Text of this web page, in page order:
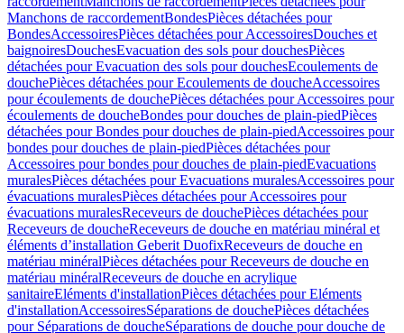
Manchons de raccordementBondesPièces détachées pour
BondesAccessoiresPièces détachées pour AccessoiresDouches et
baignoiresDouchesEvacuation des sols pour douchesPièces
détachées pour Evacuation des sols pour douchesEcoulements de
douchePièces détachées pour Ecoulements de doucheAccessoires
pour écoulements de douchePièces détachées pour Accessoires pour
écoulements de doucheBondes pour douches de plain-piedPièces
détachées pour Bondes pour douches de plain-piedAccessoires pour
bondes pour douches de plain-piedPièces détachées pour
Accessoires pour bondes pour douches de plain-piedEvacuations
muralesPièces détachées pour Evacuations muralesAccessoires pour
évacuations muralesPièces détachées pour Accessoires pour
évacuations muralesReceveurs de douchePièces détachées pour
Receveurs de doucheReceveurs de douche en matériau minéral et
éléments d’installation Geberit DuofixReceveurs de douche en
matériau minéralPièces détachées pour Receveurs de douche en
matériau minéralReceveurs de douche en acrylique
sanitaireEléments d'installationPièces détachées pour Eléments
d'installationAccessoiresSéparations de douchePièces détachées
pour Séparations de doucheSéparations de douche pour douche de